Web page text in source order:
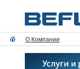
О Компании